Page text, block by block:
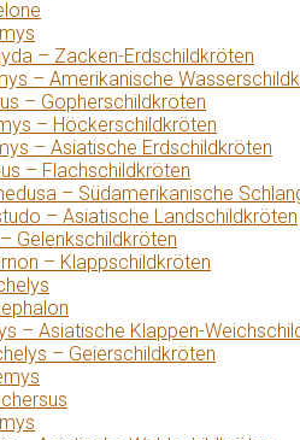
– Zacken-Erdschildkröten
– Amerikanische
– Gopherschildkröten
– Höckerschildkröten
– Asiatische Erdschildkröten
– Flachschildkröten
– Südamerikanische
– Asiatische Landschildkröten
Gelenkschildkröten
– Klappschildkröten
– Asiatische Klappen-
– Geierschildkröten